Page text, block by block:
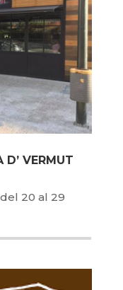
D’ VERMUT
20 al 29